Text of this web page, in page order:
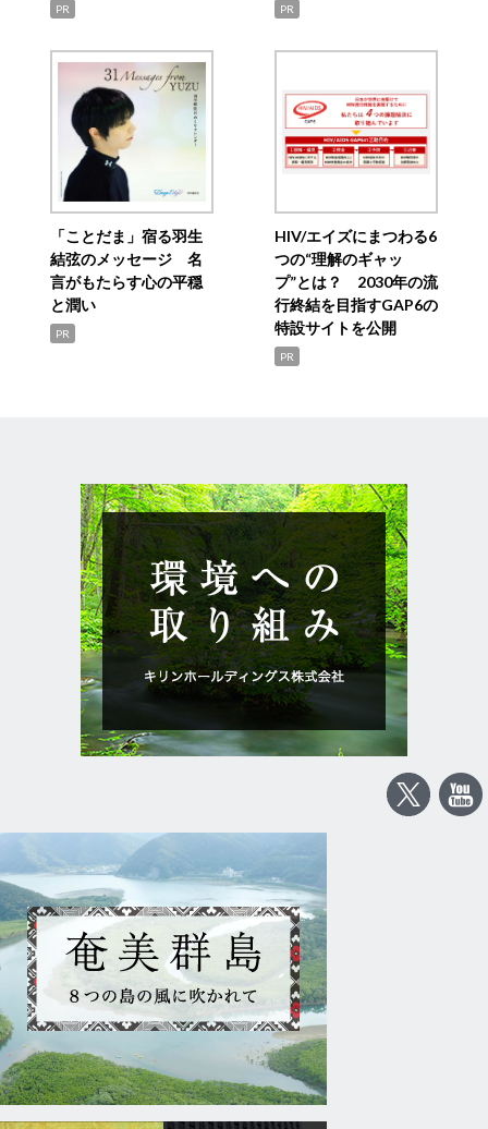
PR PR
「ことだま」宿る羽生
結弦のメッセージ 名
言がもたらす心の平穏
と潤い
PR
HIV/エイズにまつわる6
つの“理解のギャッ
プ”とは？ 2030年の流
行終結を目指すGAP6の
特設サイトを公開
PR